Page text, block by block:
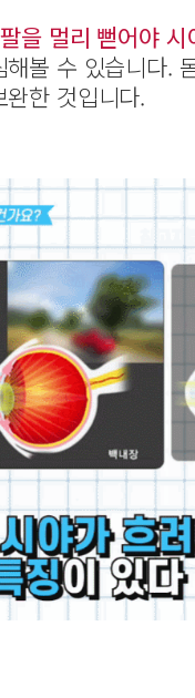
팔을 멀리 뻗어야
볼 수 있습니다.
한 것입니다.